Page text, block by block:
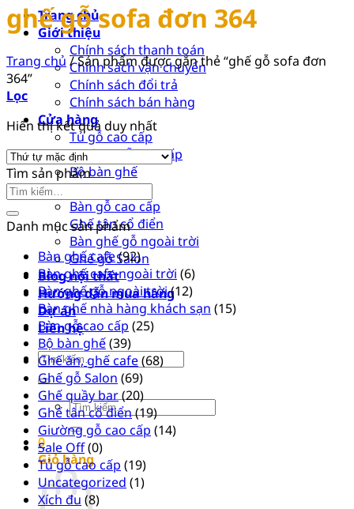
Trang chủ
Giới thiệu
Chính sách thanh toán
Chính sách vận chuyển
Chính sách đổi trả
Chính sách bán hàng
Cửa hàng
Tủ gỗ cao cấp
Giường gỗ cao cấp
Bộ bàn ghế
Ghế quầy bar
Bàn gỗ cao cấp
Ghế tân cổ điển
Bàn ghế gỗ ngoài trời
Ghế gỗ Salon
Blog nội thất
Hướng dẫn mua hàng
Dự án
Liên hệ
Tìm
kiếm:
Tìm
kiếm:
0
Giỏ hàng
ghế gỗ sofa đơn 364
Trang chủ /Sản phẩm được gắn thẻ “ghế gỗ sofa đơn
364”
Lọc
Hiển thị kết quả duy nhất
Tìm sản phẩm
Tìm
kiếm:
Danh mục sản phẩm
Bàn ghế cafe(92)
Bàn ghế cafe ngoài trời (6)
Bàn ghế gỗ ngoài trời(12)
Bàn ghế nhà hàng khách sạn (15)
Bàn gỗ cao cấp (25)
Bộ bàn ghế(39)
Ghế ăn, ghế cafe(68)
Ghế gỗ Salon (69)
Ghế quầy bar(20)
Ghế tân cổ điển(19)
Giường gỗ cao cấp (14)
Sale Off(0)
Tủ gỗ cao cấp (19)
Uncategorized (1)
Xích đu (8)